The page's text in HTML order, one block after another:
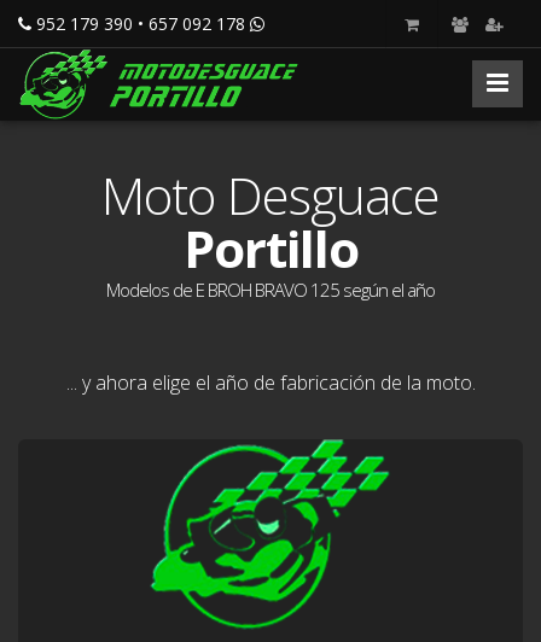
952 179 390 • 657 092 178
Moto Desguace
Portillo
Modelos de E BROH BRAVO 125 según el año
... y ahora elige el año de fabricación de la moto.